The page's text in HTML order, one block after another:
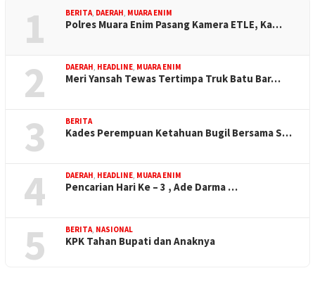
1 BERITA DAERAH MUARA ENIM
Polres Muara Enim Pasang Kamera ETLE, Ka…
2 DAERAH HEADLINE MUARA ENIM
Meri Yansah Tewas Tertimpa Truk Batu Bar…
3 BERITA
Kades Perempuan Ketahuan Bugil Bersama S…
4 DAERAH HEADLINE MUARA ENIM
Pencarian Hari Ke – 3 , Ade Darma …
5 BERITA NASIONAL
KPK Tahan Bupati dan Anaknya